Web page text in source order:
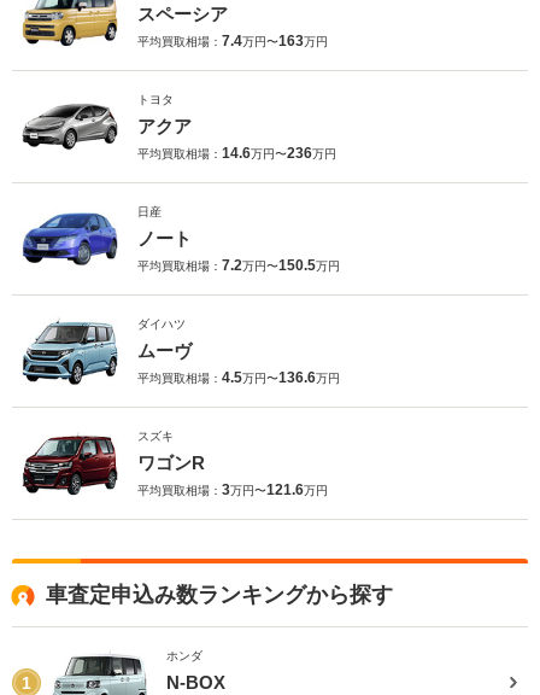
スペーシア
平均買取相場： 7.4万円〜163万円
トヨタ
アクア
平均買取相場： 14.6万円〜236万円
日産
ノート
平均買取相場： 7.2万円〜150.5万円
ダイハツ
ムーヴ
平均買取相場： 4.5万円〜136.6万円
スズキ
ワゴンR
平均買取相場： 3万円〜121.6万円
車査定申込み数ランキングから探す
1
ホンダ
N-BOX